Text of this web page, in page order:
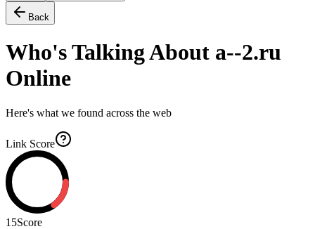
Back
Who's Talking About a--2.ru
Online
Here's what we found across the web
Link Score
15Score